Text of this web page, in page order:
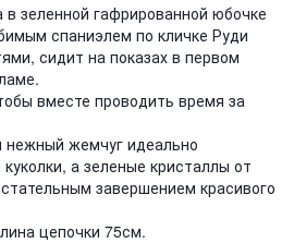
зеленной гафрированной юбочке
спаниэлем по кличке Руди
сидит на показах в первом
вместе проводить время за
нежный жемчуг идеально
а зеленые кристаллы от
завершением красивого
цепочки 75см.